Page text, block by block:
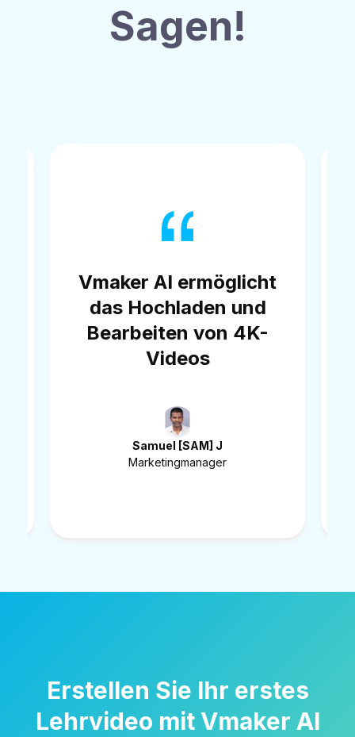
Sagen!
Video aufzunehmen,
das Video zu
bearbeiten und es
dann auf YouTube
Belal I
Marketingdirektor
Erstellen Sie Ihr erstes
Lehrvideo mit Vmaker AI